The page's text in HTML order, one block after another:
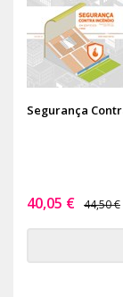
Segurança
40,05 € 44,50 €